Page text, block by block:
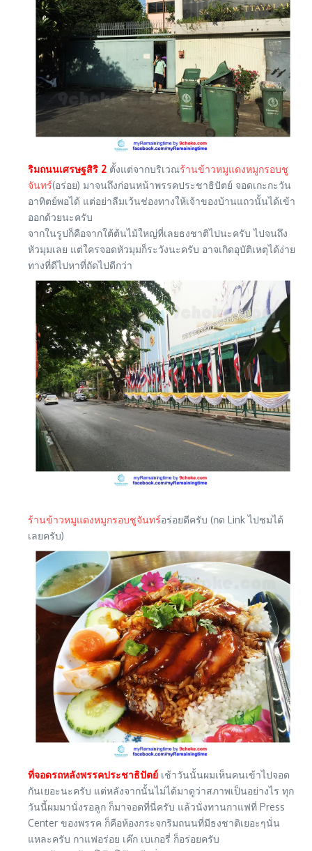
ริมถนนเศรษฐสิริ 2 ตั้งแต่จากบริเวณร้านข้าวหมูแดงหมูกรอบชู
จันทร์(อร่อย) มาจนถึงก่อนหน้าพรรคประชาธิปัตย์ จอดเกะกะวัน
อาทิตย์พอได้ แต่อย่าลืมเว้นช่องทางให้เจ้าของบ้านแถวนั้นได้เข้า
ออกด้วยนะครับ
จากในรูปก็คือจากใต้ต้นไม้ใหญ่ที่เลยธงชาติไปนะครับ ไปจนถึง
หัวมุมเลย แต่ใครจอดหัวมุมก็ระวังนะครับ อาจเกิดอุบัติเหตุได้ง่าย
ทางที่ดีไปหาที่ถัดไปดีกว่า
ร้านข้าวหมูแดงหมูกรอบชูจันทร์อร่อยดีครับ (กด Link ไปชมได้
เลยครับ)
ที่จอดรถหลังพรรคประชาธิปัตย์ เช้าวันนั้นผมเห็นคนเข้าไปจอด
กันเยอะนะครับ แต่หลังจากนั้นไม่ได้มาดูว่าสภาพเป็นอย่างไร ทุก
วันนี้ผมมานั่งรอลูก ก็มาจอดที่นี่ครับ แล้วนั่งทานกาแฟที่ Press
Center ของพรรค ก็คือห้องกระจกริมถนนที่มีธงชาติเยอะๆนั่น
แหละครับ กาแฟอร่อย เค๊ก เบเกอรี่ ก็อร่อยครับ